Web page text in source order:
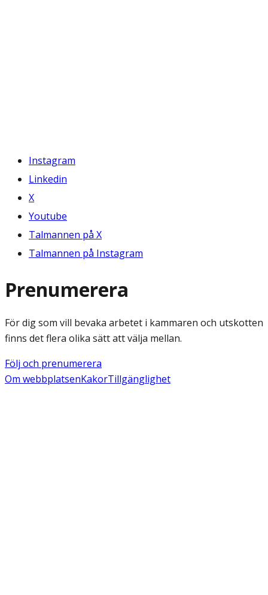
Instagram
Linkedin
X
Youtube
Talmannen på X
Talmannen på Instagram
Prenumerera
För dig som vill bevaka arbetet i kammaren och utskotten
finns det flera olika sätt att välja mellan.
Följ och prenumerera
Om webbplatsenKakorTillgänglighet